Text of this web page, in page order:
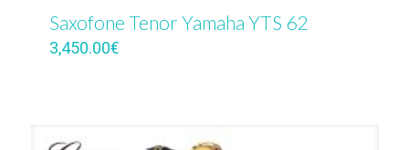
Saxofone Tenor Yamaha YTS 62
3,450.00€